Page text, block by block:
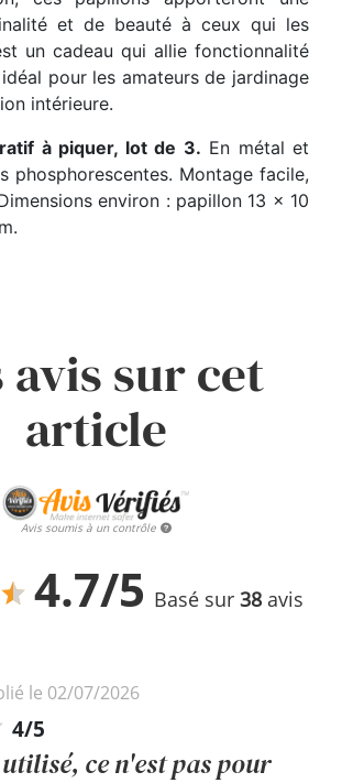
et de beauté à ceux qui les
un cadeau qui allie fonctionnalité
pour les amateurs de jardinage
intérieure.
à piquer, lot de 3. En métal et
phosphorescentes. Montage facile,
environ : papillon 13 x 10
avis sur cet
article
Avis soumis à un contrôle
4.7/5 Basé sur 38 avis
le 02/07/2026
4/5
ce n'est pas pour